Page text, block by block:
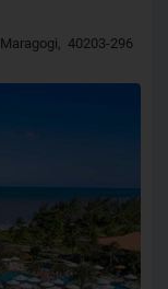
Maragogi, 40203-296